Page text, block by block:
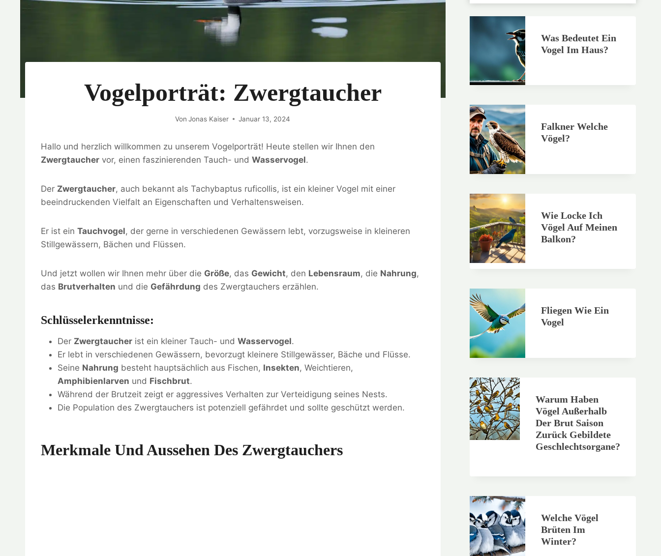
Vogelporträt: Zwergtaucher
Von Jonas Kaiser Januar 13, 2024
Hallo und herzlich willkommen zu unserem Vogelporträt! Heute stellen wir Ihnen den
Zwergtaucher vor, einen faszinierenden Tauch- und Wasservogel.
Der Zwergtaucher, auch bekannt als Tachybaptus ruficollis, ist ein kleiner Vogel mit einer
beeindruckenden Vielfalt an Eigenschaften und Verhaltensweisen.
Er ist ein Tauchvogel, der gerne in verschiedenen Gewässern lebt, vorzugsweise in kleineren
Stillgewässern, Bächen und Flüssen.
Und jetzt wollen wir Ihnen mehr über die Größe, das Gewicht, den Lebensraum, die Nahrung,
das Brutverhalten und die Gefährdung des Zwergtauchers erzählen.
Schlüsselerkenntnisse:
Der Zwergtaucher ist ein kleiner Tauch- und Wasservogel.
Er lebt in verschiedenen Gewässern, bevorzugt kleinere Stillgewässer, Bäche und Flüsse.
Seine Nahrung besteht hauptsächlich aus Fischen, Insekten, Weichtieren,
Amphibienlarven und Fischbrut.
Während der Brutzeit zeigt er aggressives Verhalten zur Verteidigung seines Nests.
Die Population des Zwergtauchers ist potenziell gefährdet und sollte geschützt werden.
Merkmale Und Aussehen Des Zwergtauchers
Was Bedeutet Ein
Vogel Im Haus?
Falkner Welche
Vögel?
Wie Locke Ich
Vögel Auf Meinen
Balkon?
Fliegen Wie Ein
Vogel
Warum Haben
Vögel Außerhalb
Der Brut Saison
Zurück Gebildete
Geschlechtsorgane?
Welche Vögel
Brüten Im
Winter?